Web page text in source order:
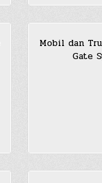
Mobil dan
Gate